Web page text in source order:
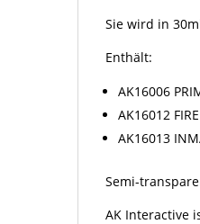
Sie wird in
Enthält:
AK16006
AK16012
AK16013
Semi-
AK Interactive